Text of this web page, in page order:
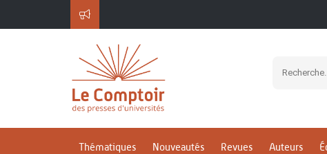
Thématiques Nouveautés Revues Auteurs